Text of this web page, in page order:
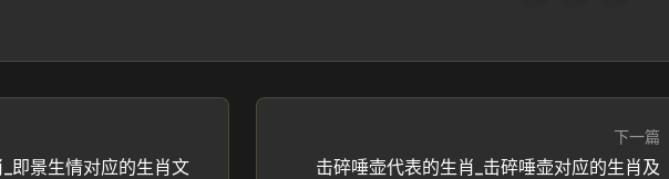
即景生情对应的生肖文
下一篇
击碎唾壶代表的生肖_击碎唾壶对应的生肖及